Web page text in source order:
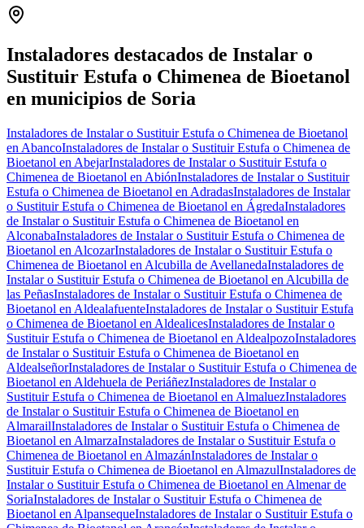
−
Instaladores destacados de Instalar o
Sustituir Estufa o Chimenea de Bioetanol
en municipios de Soria
Instaladores de Instalar o Sustituir Estufa o Chimenea de Bioetanol
en AbancoInstaladores de Instalar o Sustituir Estufa o Chimenea de
Bioetanol en AbejarInstaladores de Instalar o Sustituir Estufa o
Chimenea de Bioetanol en AbiónInstaladores de Instalar o Sustituir
Estufa o Chimenea de Bioetanol en AdradasInstaladores de Instalar
o Sustituir Estufa o Chimenea de Bioetanol en ÁgredaInstaladores
de Instalar o Sustituir Estufa o Chimenea de Bioetanol en
AlconabaInstaladores de Instalar o Sustituir Estufa o Chimenea de
Bioetanol en AlcozarInstaladores de Instalar o Sustituir Estufa o
Chimenea de Bioetanol en Alcubilla de AvellanedaInstaladores de
Instalar o Sustituir Estufa o Chimenea de Bioetanol en Alcubilla de
las PeñasInstaladores de Instalar o Sustituir Estufa o Chimenea de
Bioetanol en AldealafuenteInstaladores de Instalar o Sustituir Estufa
o Chimenea de Bioetanol en AldealicesInstaladores de Instalar o
Sustituir Estufa o Chimenea de Bioetanol en AldealpozoInstaladores
de Instalar o Sustituir Estufa o Chimenea de Bioetanol en
AldealseñorInstaladores de Instalar o Sustituir Estufa o Chimenea de
Bioetanol en Aldehuela de PeriáñezInstaladores de Instalar o
Sustituir Estufa o Chimenea de Bioetanol en AlmaluezInstaladores
de Instalar o Sustituir Estufa o Chimenea de Bioetanol en
AlmarailInstaladores de Instalar o Sustituir Estufa o Chimenea de
Bioetanol en AlmarzaInstaladores de Instalar o Sustituir Estufa o
Chimenea de Bioetanol en AlmazánInstaladores de Instalar o
Sustituir Estufa o Chimenea de Bioetanol en AlmazulInstaladores de
Instalar o Sustituir Estufa o Chimenea de Bioetanol en Almenar de
SoriaInstaladores de Instalar o Sustituir Estufa o Chimenea de
Bioetanol en AlpansequeInstaladores de Instalar o Sustituir Estufa o